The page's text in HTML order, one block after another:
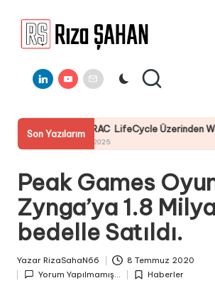
a
Ş
A
H
A
N
Bilgi
Paylaşım
LinkedinYoutube
E-
Mail
Son Yazılarım
DELL I-DRAC LifeCycle Üzerinden
Peak Games
Zynga’ya 1.8
bedelle Satıldı.
by
Yazar RizaSahaN66
8 Temmuz 2020
Yorum Yapılmamış...
Posted
Haberler